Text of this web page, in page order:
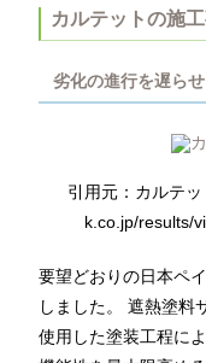
カルテットの施
劣化の進行を遅ら
引用元：カルテ
k.co.jp/results/
要望どおりの日本ペ
しました。 遮熱塗料
使用した塗装工程に